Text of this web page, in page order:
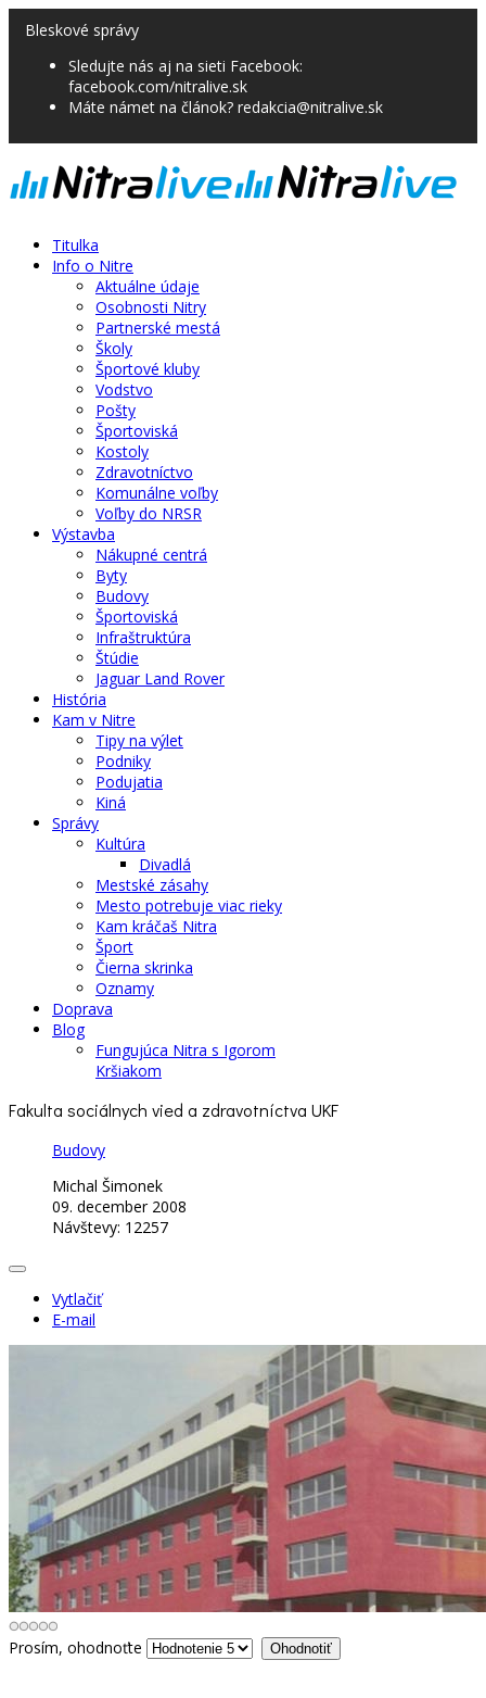
Bleskové správy
Sledujte nás aj na sieti Facebook:
facebook.com/nitralive.sk
Máte námet na článok? redakcia@nitralive.sk
Titulka
Info o Nitre
Aktuálne údaje
Osobnosti Nitry
Partnerské mestá
Školy
Športové kluby
Vodstvo
Pošty
Športoviská
Kostoly
Zdravotníctvo
Komunálne voľby
Voľby do NRSR
Výstavba
Nákupné centrá
Byty
Budovy
Športoviská
Infraštruktúra
Štúdie
Jaguar Land Rover
História
Kam v Nitre
Tipy na výlet
Podniky
Podujatia
Kiná
Správy
Kultúra
Divadlá
Mestské zásahy
Mesto potrebuje viac rieky
Kam kráčaš Nitra
Šport
Čierna skrinka
Oznamy
Doprava
Blog
Fungujúca Nitra s Igorom
Kršiakom
Fakulta sociálnych vied a zdravotníctva UKF
Budovy
Michal Šimonek
09. december 2008
Návštevy: 12257
Vytlačiť
E-mail
Prosím, ohodnoťte